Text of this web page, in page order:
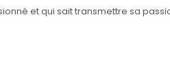
et qui sait transmettre sa